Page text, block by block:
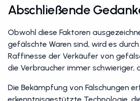
Abschließende
Obwohl diese Faktoren
gefälschte Waren sind, wird es
Raffinesse der Verkäufer von
die Verbraucher immer schwieriger,
Die Bekämpfung von Fälschungen